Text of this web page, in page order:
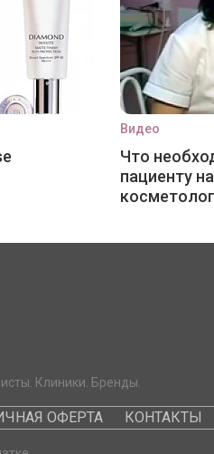
Видео
Что
пациенту
Клиники. Бренды.
ОФЕРТА КОНТАКТЫ